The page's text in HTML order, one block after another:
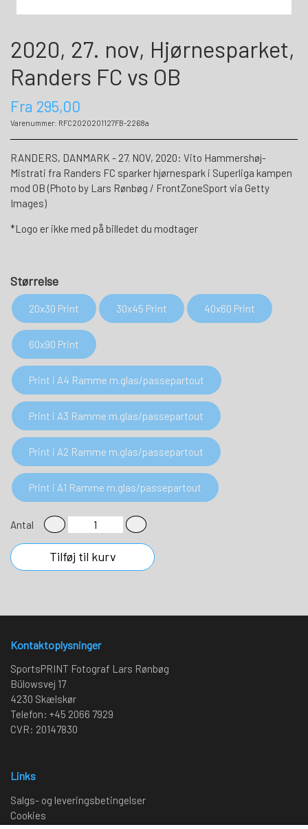
2020, 27. nov, Hjørnesparket,
Randers FC vs OB
Fra 295,00
Varenummer: RFC2020201127FB-2268a
RANDERS, DANMARK - 27. NOV, 2020: Vito Hammershøj-
Mistrati fra Randers FC sparker hjørnespark i Superliga kampen
mod OB (Photo by Lars Rønbøg / FrontZoneSport via Getty
Images)
*Logo er ikke med på billedet du modtager
Størrelse
20x30 Print 30x45 Print 40x60 Print
60x90 Print
Print i A4 Ramme m.glas/passepartout
Print i A3 Ramme m.glas/passepartout
Print i A2 Ramme m.glas/passepartout
Print i A1 Ramme m.glas/passepartout
Antal
Tilføj til kurv
Kontaktoplysninger
SportsPRINT Fotograf Lars Rønbøg
Bülowsvej 17
4230 Skælskør
Telefon: +45 2066 7929
CVR: 20147830
Links
Salgs- og leveringsbetingelser
Cookies